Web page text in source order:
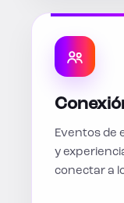
Eventos de
y
conectar a